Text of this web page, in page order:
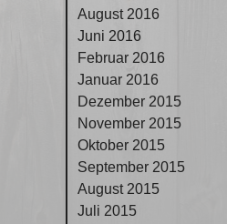
August 2016
Juni 2016
Februar 2016
Januar 2016
Dezember 2015
November 2015
Oktober 2015
September 2015
August 2015
Juli 2015